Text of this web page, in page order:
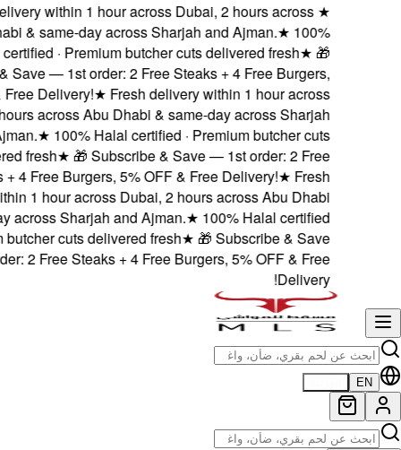
Fresh delivery within
Abu Dhabi & same-
Halal certified ·
Subscribe & Save — 1st
5% OFF & Free Delivery!
Dubai, 2 hours across
and Ajman.
delivered fresh
Steaks + 4 Free
delivery within 1 hour
& same-day across
· Premium butcher cuts
— 1st order: 2 Free